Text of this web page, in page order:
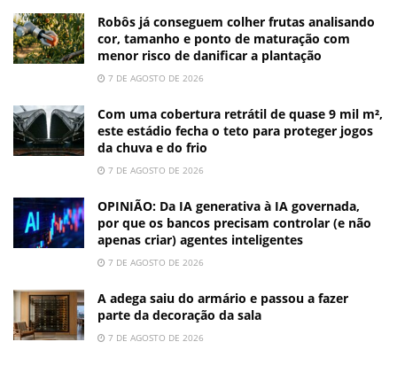
Robôs já conseguem colher frutas analisando
cor, tamanho e ponto de maturação com
menor risco de danificar a plantação
7 DE AGOSTO DE 2026
Com uma cobertura retrátil de quase 9 mil m²,
este estádio fecha o teto para proteger jogos
da chuva e do frio
7 DE AGOSTO DE 2026
OPINIÃO: Da IA generativa à IA governada,
por que os bancos precisam controlar (e não
apenas criar) agentes inteligentes
7 DE AGOSTO DE 2026
A adega saiu do armário e passou a fazer
parte da decoração da sala
7 DE AGOSTO DE 2026